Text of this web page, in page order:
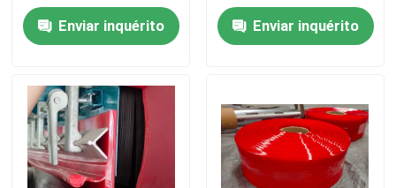
Vídeos
Quem Somos
Fábrica
Enviar inquérito Enviar inquérito